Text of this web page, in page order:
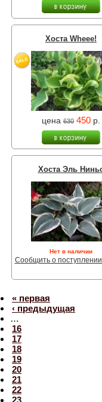
Хоста Эль
Нет в наличии
Сообщить о
Хоста Wheee!
цена 630 450 р.
« первая
‹ предыдущая
…
16
17
18
19
20
21
22
23